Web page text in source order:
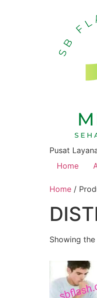
Pusat
Home
Home /
Showing